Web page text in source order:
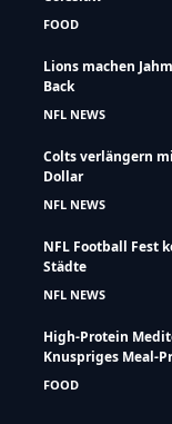
FOOD
Lions machen
Back
NFL NEWS
Colts verlängern
Dollar
NFL NEWS
NFL Football Fest
Städte
NFL NEWS
High-Protein
Knuspriges Meal-
FOOD